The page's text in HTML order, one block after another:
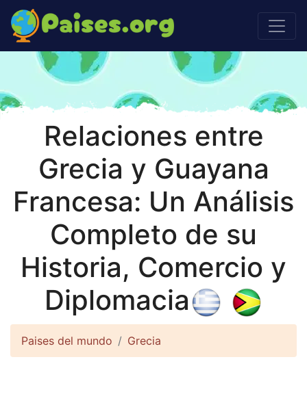
Relaciones entre
Grecia y Guayana
Francesa: Un Análisis
Completo de su
Historia, Comercio y
Diplomacia
Paises del mundo Grecia